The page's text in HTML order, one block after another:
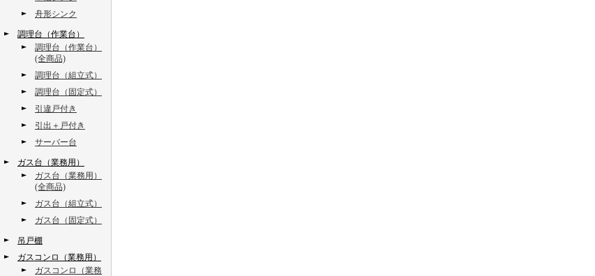
舟形シンク
調理台（作業台）
調理台（作業台）
(全商品)
調理台（組立式）
調理台（固定式）
引違戸付き
引出＋戸付き
サーバー台
ガス台（業務用）
ガス台（業務用）
(全商品)
ガス台（組立式）
ガス台（固定式）
吊戸棚
ガスコンロ（業務用）
ガスコンロ（業務